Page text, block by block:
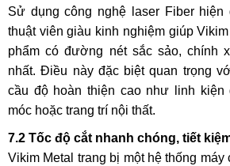
Sử dụng công nghệ laser Fiber
thuật viên giàu kinh nghiệm giúp
phẩm có đường nét sắc sảo, chính
nhất. Điều này đặc biệt quan trọng
cầu độ hoàn thiện cao như linh kiện
móc hoặc trang trí nội thất.
7.2 Tốc độ cắt nhanh chóng, tiết
Vikim Metal trang bị một hệ thống